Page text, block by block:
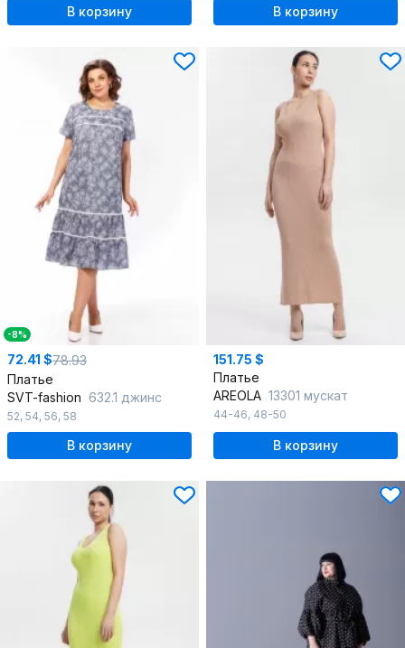
В корзину В корзину
-8%
72.41 $78.93
Платье
SVT-fashion 632.1 джинс
52, 54, 56, 58
В корзину
151.75 $
Платье
AREOLA 13301 мускат
44-46, 48-50
В корзину